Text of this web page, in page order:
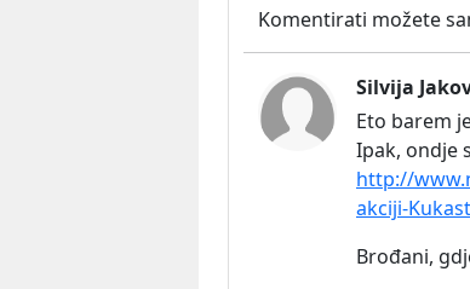
Komentirati možete
Silvija
Eto barem
Ipak, ondje
http://
akciji-
Brođani,